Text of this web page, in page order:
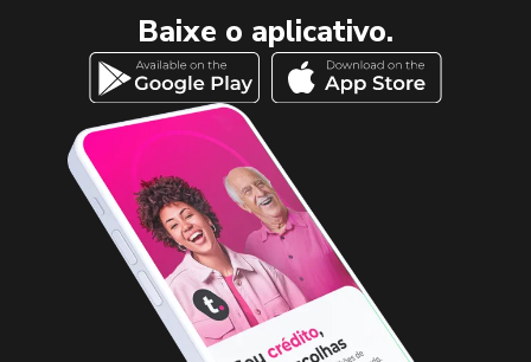
Baixe o aplicativo.